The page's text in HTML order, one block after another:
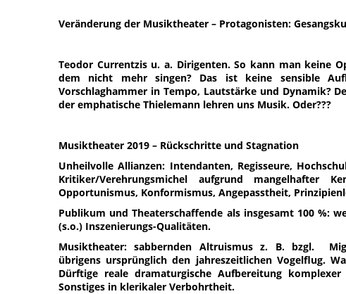
Veränderung der Musiktheater – Protagonisten:
Teodor Currentzisu. a. Dirigenten. So kann man keine
dem nicht mehr singen? Das ist keine sensible
Vorschlaghammer in Tempo, Lautstärke und Dynamik?
der emphatische Thielemann lehren uns Musik. Oder???
Musiktheater 2019 – Rückschritte und Stagnation
Unheilvolle Allianzen: Intendanten, Regisseure,
Kritiker/Verehrungsmichel aufgrund mangelhafter
Opportunismus, Konformismus, Angepasstheit,
Publikum und Theaterschaffende als insgesamt 100 %:
(s.o.) Inszenierungs-Qualitäten.
Musiktheater: sabbernden Altruismus z. B. bzgl.
übrigens ursprünglich den jahreszeitlichen Vogelflug.
Dürftige reale dramaturgische Aufbereitung
Sonstiges in klerikaler Verbohrtheit.